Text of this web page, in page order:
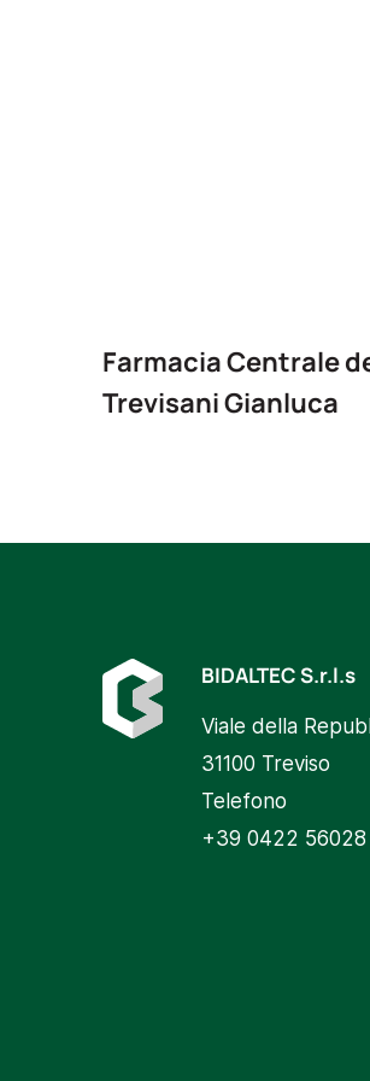
Farmacia Centrale
Trevisani Gianluca
BIDALTEC S.r.l.s
Viale della
31100 Treviso
Telefono
+39 0422 56028